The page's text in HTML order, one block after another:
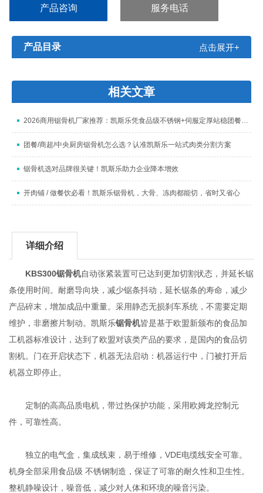
产品咨询 服务电话
产品目录 点击展开+
相关文章
2026商用锯骨机厂家推荐：凯斯乐凭食品级不锈钢+伺服定厚站稳团餐与商超供应链
团餐/商超/中央厨房锯骨机怎么选？认准凯斯乐一站式肉类分割方案
锯骨机选对品牌很关键！凯斯乐助力企业降本增效
开肉铺 / 做餐饮必看！凯斯乐锯骨机，大骨、冻肉都能切，省时又省心
详细介绍
KBS300锯骨机自动张紧装置可已达到更加切割状态，并延长锯
条使用时间。耐磨导向块，减少锯条抖动，延长锯条的寿命，减少
产品碎末，增加成品中重量。采用静态无损刹车系统，不需要定期
维护，非磨擦片制动。凯斯乐锯骨机皆是基于欧盟新颁布的食品加
工机器标准设计，达到了欧盟对该类产品的要求，是国内的食品切
割机。门在开启状态下，机器无法启动：机器运行中，门被打开后
机器立即停止。
定制的高高品质电机，带过热保护功能，采用欧姆龙控制元
件，可靠性高。
独立的电气盒，集成线束，易于维修，VDE电缆线安全可靠。
机身全部采用食品级 不锈钢制造，保证了可靠的耐久性和卫生性。
整机静噪设计，噪音低，减少对人体和环境的噪音污染。